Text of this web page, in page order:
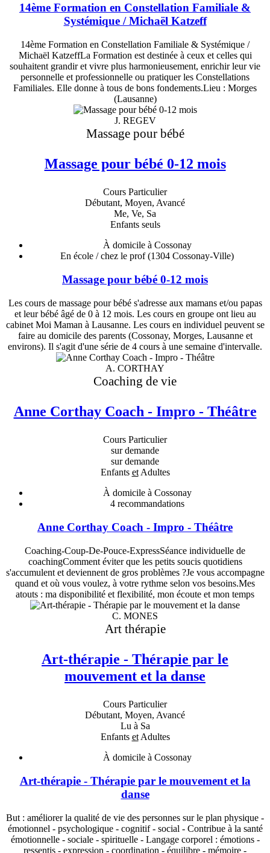
14ème Formation en Constellation Familiale &
Systémique / Michaël Katzeff
14ème Formation en Constellation Familiale & Systémique /
Michaël KatzeffLa Formation est destinée à ceux et celles qui
souhaitent grandir et vivre plus harmonieusement, enrichir leur vie
personnelle et professionnelle ou pratiquer les Constellations
Familiales. Elle donne à tous de bons fondements.Lieu : Morges
(Lausanne)
J. REGEV
Massage pour bébé
Massage pour bébé 0-12 mois
Cours Particulier
Débutant, Moyen, Avancé
Me, Ve, Sa
Enfants seuls
À domicile à Cossonay
En école / chez le prof(1304 Cossonay-Ville)
Massage pour bébé 0-12 mois
Les cours de massage pour bébé s'adresse aux mamans et/ou papas
et leur bébé âgé de 0 à 12 mois. Les cours en groupe ont lieu au
cabinet Moi Maman à Lausanne. Les cours en individuel peuvent se
faire au domicile des parents (Cossonay, Morges, Lausanne et
environs). Il s'agit d'une série de 4 cours à une semaine d'intervalle.
A. CORTHAY
Coaching de vie
Anne Corthay Coach - Impro - Théâtre
Cours Particulier
sur demande
sur demande
Enfants etAdultes
À domicile à Cossonay
4recommandations
Anne Corthay Coach - Impro - Théâtre
Coaching-Coup-De-Pouce-ExpressSéance individuelle de
coachingComment éviter que les petits soucis quotidiens
s'accumulent et deviennent de gros problèmes ?Je vous accompagne
quand et où vous voulez, à votre rythme selon vos besoins.Mes
atouts : ma disponibilité et flexibilité, mon écoute et mon temps
C. MONES
Art thérapie
Art-thérapie - Thérapie par le
mouvement et la danse
Cours Particulier
Débutant, Moyen, Avancé
Lu à Sa
Enfants etAdultes
À domicile à Cossonay
Art-thérapie - Thérapie par le mouvement et la
danse
But : améliorer la qualité de vie des personnes sur le plan physique -
émotionnel - psychologique - cognitif - social - Contribue à la santé
émotionnelle - sociale - spirituelle - Langage corporel : émotions -
ressentis - expression - coordination - équilibre - mémoire -